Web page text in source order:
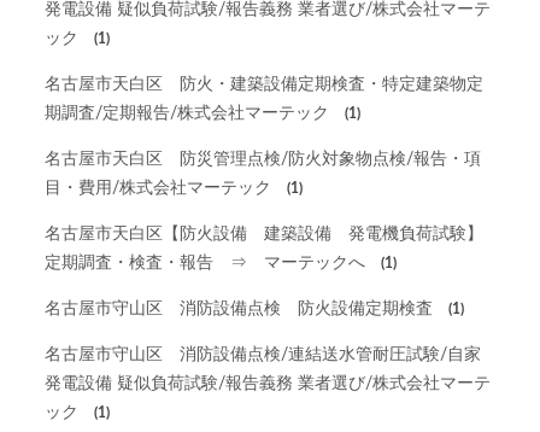
発電設備 疑似負荷試験/報告義務 業者選び/株式会社マーテ
ック
(1)
名古屋市天白区 防火・建築設備定期検査・特定建築物定
期調査/定期報告/株式会社マーテック
(1)
名古屋市天白区 防災管理点検/防火対象物点検/報告・項
目・費用/株式会社マーテック
(1)
名古屋市天白区【防火設備 建築設備 発電機負荷試験】
定期調査・検査・報告 ⇒ マーテックへ
(1)
名古屋市守山区 消防設備点検 防火設備定期検査 (1)
名古屋市守山区 消防設備点検/連結送水管耐圧試験/自家
発電設備 疑似負荷試験/報告義務 業者選び/株式会社マーテ
ック
(1)